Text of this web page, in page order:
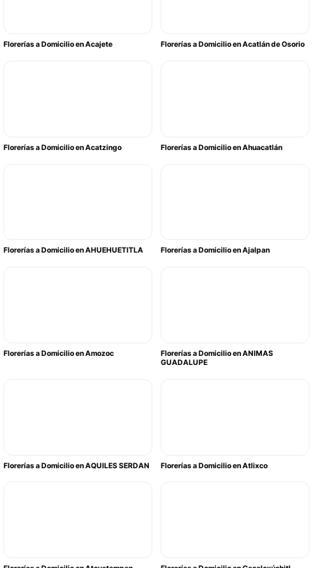
Florerías a Domicilio en Acajete Florerías a Domicilio en Acatlán de Osorio
Florerías a Domicilio en Acatzingo Florerías a Domicilio en Ahuacatlán
Florerías a Domicilio en AHUEHUETITLA Florerías a Domicilio en Ajalpan
Florerías a Domicilio en Amozoc
Florerías a Domicilio en ANIMAS
GUADALUPE
Florerías a Domicilio en AQUILES SERDAN Florerías a Domicilio en Atlixco